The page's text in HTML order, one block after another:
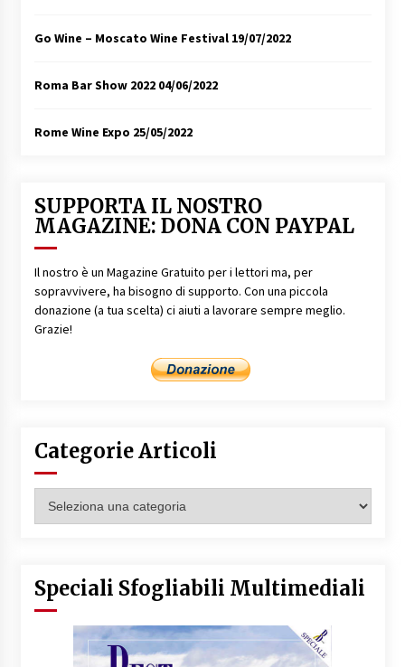
Go Wine – Moscato Wine Festival 19/07/2022
Roma Bar Show 2022 04/06/2022
Rome Wine Expo 25/05/2022
SUPPORTA IL NOSTRO
MAGAZINE: DONA CON PAYPAL
Il nostro è un Magazine Gratuito per i lettori ma, per
sopravvivere, ha bisogno di supporto. Con una piccola
donazione (a tua scelta) ci aiuti a lavorare sempre meglio.
Grazie!
Categorie Articoli
Articoli
Speciali Sfogliabili Multimediali